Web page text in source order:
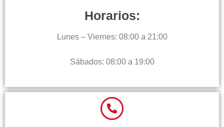
Horarios:
Lunes – Viernes: 08:00 a 21:00
Sábados: 08:00 a 19:00